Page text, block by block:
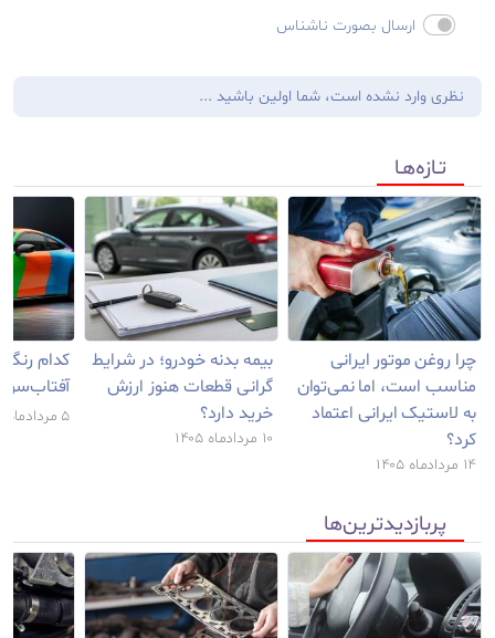
ارسال بصورت ناشناس
نظری وارد نشده است، شما اولین باشید ...
تـازه‌هـا
چرا روغن موتور ایرانی
مناسب است، اما نمی‌توان
به لاستیک ایرانی اعتماد
کرد؟
۱۴ مرداد‌‌ماه ۱۴۰۵
بیمه بدنه خودرو؛ در شرایط
گرانی قطعات هنوز ارزش
خرید دارد؟
۱۰ مرداد‌‌ماه ۱۴۰۵
کدام رنگ
۵ مرداد‌‌ماه ۱۴۰۵
پربازدید‌ترین‌ها